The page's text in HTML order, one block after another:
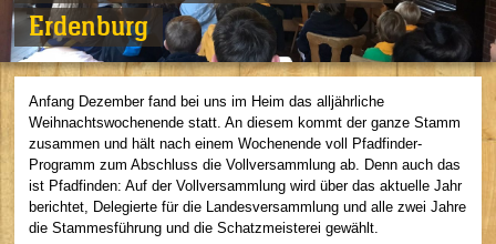
Erdenburg
Anfang Dezember fand bei uns im Heim das alljährliche
Weihnachtswochenende statt. An diesem kommt der ganze Stamm
zusammen und hält nach einem Wochenende voll Pfadfinder-
Programm zum Abschluss die Vollversammlung ab. Denn auch das
ist Pfadfinden: Auf der Vollversammlung wird über das aktuelle Jahr
berichtet, Delegierte für die Landesversammlung und alle zwei Jahre
die Stammesführung und die Schatzmeisterei gewählt.